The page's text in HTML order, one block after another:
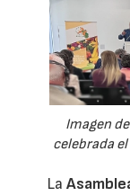
Imagen
celebrada
La